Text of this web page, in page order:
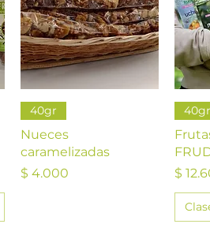
40gr
Nueces
caramelizadas
Precio
$ 4.000
40gr
$